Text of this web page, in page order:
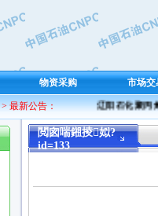
物资采购 市场交
> 最新公告： 辽阳石化聚丙烯
閲囪喘鎺掕姒?
id=133